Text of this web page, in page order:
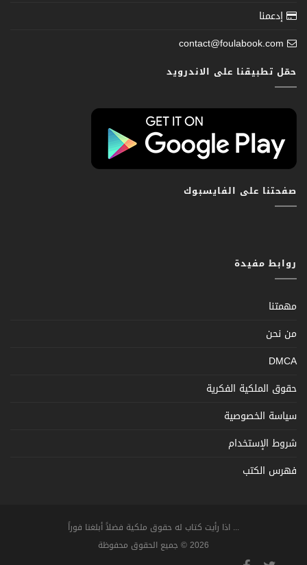
إدعمنا
contact@foulabook.com
حمّل تطبيقنا على الاندرويد
صفحتنا على الفايسبوك
روابط مفيدة
مهمتنا
من نحن
DMCA
حقوق الملكية الفكرية
سياسة الخصوصية
شروط الإستخدام
فهرس الكتب
... اذا رأيت كتاب له حقوق ملكية فضلاً أبلغنا فوراً
2026 © جميع الحقوق محفوظة